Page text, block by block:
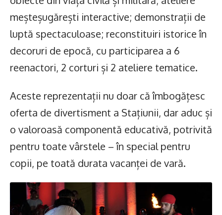
meșteșugărești interactive; demonstrații de
luptă spectaculoase; reconstituiri istorice în
decoruri de epocă, cu participarea a 6
reenactori, 2 corturi și 2 ateliere tematice.
Aceste reprezentații nu doar că îmbogățesc
oferta de divertisment a Stațiunii, dar aduc și
o valoroasă componentă educativă, potrivită
pentru toate vârstele – în special pentru
copii, pe toată durata vacanței de vară.